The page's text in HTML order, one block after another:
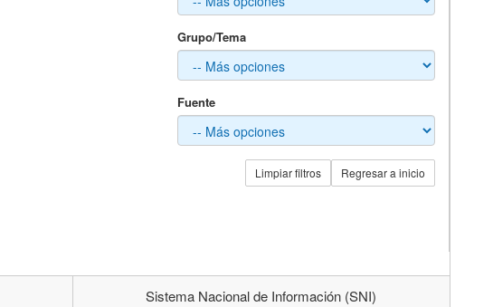
Grupo/Tema
Fuente
Regresar a inicio
Limpiar filtros
Sistema Nacional de Información (SNI)